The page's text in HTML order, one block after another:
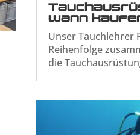
wann
Unser Tauchlehrer
Reihenfolge
die